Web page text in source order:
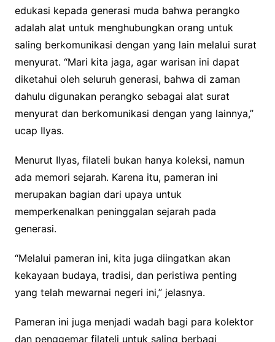
edukasi kepada generasi muda bahwa perangko
adalah alat untuk menghubungkan orang untuk
saling berkomunikasi dengan yang lain melalui surat
menyurat. “Mari kita jaga, agar warisan ini dapat
diketahui oleh seluruh generasi, bahwa di zaman
dahulu digunakan perangko sebagai alat surat
menyurat dan berkomunikasi dengan yang lainnya,”
ucap Ilyas.
Menurut Ilyas, filateli bukan hanya koleksi, namun
ada memori sejarah. Karena itu, pameran ini
merupakan bagian dari upaya untuk
memperkenalkan peninggalan sejarah pada
generasi.
“Melalui pameran ini, kita juga diingatkan akan
kekayaan budaya, tradisi, dan peristiwa penting
yang telah mewarnai negeri ini,” jelasnya.
Pameran ini juga menjadi wadah bagi para kolektor
dan penggemar filateli untuk saling berbagi